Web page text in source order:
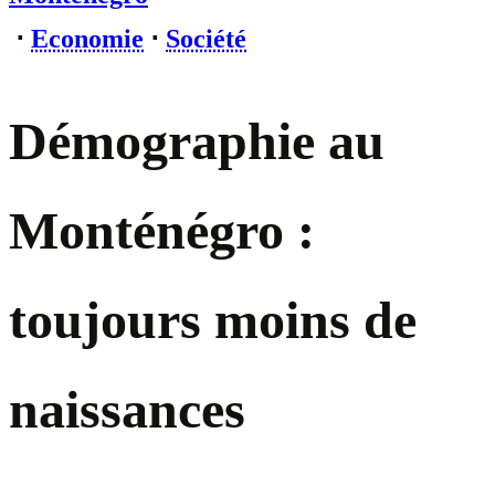
⋅ Economie ⋅ Société
Démographie au
Monténégro :
toujours moins de
naissances